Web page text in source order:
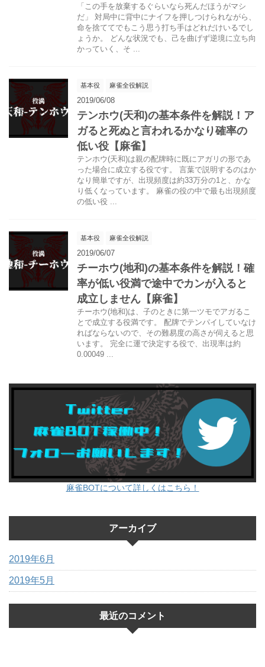
「この手を放棄するぐらいなら死んだほうがマシ
だ」 対局中に背中にナイフを押しつけられながら、
命を捨ててでもこう思う打ち手はどれだけいるでし
ょうか。 どんな状況でも、己を曲げず逆境に立ち向
かっていく、そ ...
基本役 麻雀全役解説
2019/06/08
テンホウ(天和)の基本条件を解説！ア
ガると死ぬと言われるかなり確率の
低い役【麻雀】
テンホウ(天和)は親の配牌時に既にアガリの形であ
った場合に成立する役です。 言葉で説明するのはか
なり簡単ですが、出現頻度は約33万分の1と、かな
り低くなっています。 麻雀の役の中で最も出現頻度
の低い役 ...
基本役 麻雀全役解説
2019/06/07
チーホウ(地和)の基本条件を解説！確
率が低い役満で途中でカンが入ると
成立しません【麻雀】
チーホウ(地和)は、子のときに第一ツモでアガるこ
とで成立する役満です。 配牌でテンパイしていなけ
ればならないので、その難易度の高さが伺えると思
います。 完全に運で決定する役で、出現率は約
0.00049 ...
麻雀BOTについて詳しくはこちら！
アーカイブ
2019年6月
2019年5月
最近のコメント